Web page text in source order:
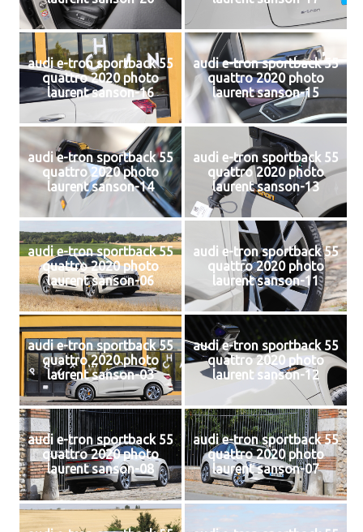
audi e-tron sportback 55
quattro 2020 photo
laurent sanson-16
audi e-tron sportback 55
quattro 2020 photo
laurent sanson-15
audi e-tron sportback 55
quattro 2020 photo
laurent sanson-14
audi e-tron sportback 55
quattro 2020 photo
laurent sanson-13
audi e-tron sportback 55
quattro 2020 photo
laurent sanson-06
audi e-tron sportback 55
quattro 2020 photo
laurent sanson-11
audi e-tron sportback 55
quattro 2020 photo
laurent sanson-03
audi e-tron sportback 55
quattro 2020 photo
laurent sanson-12
audi e-tron sportback 55
quattro 2020 photo
laurent sanson-08
audi e-tron sportback 55
quattro 2020 photo
laurent sanson-07